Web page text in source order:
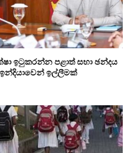
ඉටුකරන්න පළාත් සභා ඡන්දය
ඉල්ලීමක්